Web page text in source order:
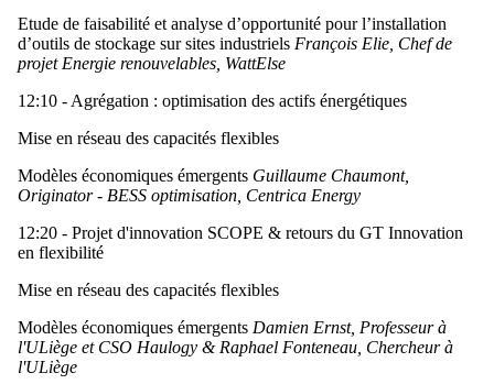
Etude de faisabilité et analyse d’opportunité pour l’installation
d’outils de stockage sur sites industriels François Elie, Chef de
projet Energie renouvelables, WattElse
12:10 - Agrégation : optimisation des actifs énergétiques
Mise en réseau des capacités flexibles
Modèles économiques émergents Guillaume Chaumont,
Originator - BESS optimisation, Centrica Energy
12:20 - Projet d'innovation SCOPE & retours du GT Innovation
en flexibilité
Mise en réseau des capacités flexibles
Modèles économiques émergents Damien Ernst, Professeur à
l'ULiège et CSO Haulogy & Raphael Fonteneau, Chercheur à
l'ULiège